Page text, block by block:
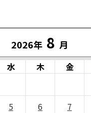
2026年 8 月
水 木 金
5 6 7